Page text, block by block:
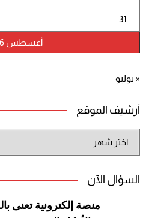
أغسطس 2026
31
« يوليو
أرشيف الموقع
الموقع
السؤال الآن
منصة إلكترونية تعنى